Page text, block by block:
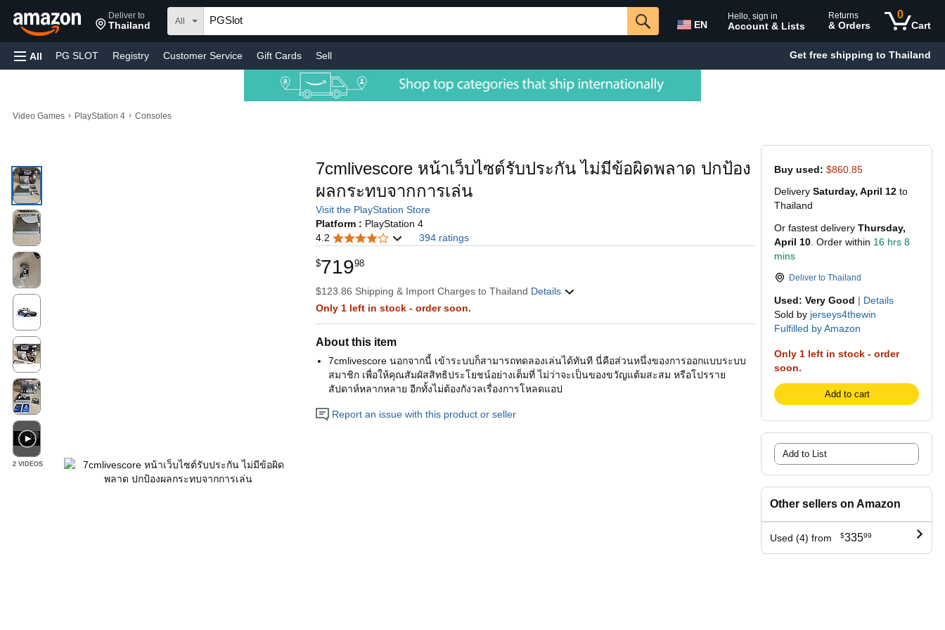
Deliver to
Thailand All EN
Hello, sign in
Account & Lists
Returns
& Orders
0
Cart
All PG SLOT Registry Customer Service Gift Cards Sell Get free shipping to Thailand
Video Games › PlayStation 4 › Consoles
Buy used: $860.85
Delivery Saturday, April 12 to
Thailand
Or fastest delivery Thursday,
April 10 . Order within 16 hrs 8
mins
Deliver to Thailand
Used: Very Good | Details
Sold by jerseys4thewin
Fulfilled by Amazon
Only 1 left in stock - order
soon.
Add to cart
Add to List
Other sellers on Amazon
Used (4) from $33599
2 VIDEOS
7cmlivescore หน้าเว็บไซต์รับประกัน ไม่มีข้อผิดพลาด ปกป้อง
ผลกระทบจากการเล่น
Visit the PlayStation Store
Platform : PlayStation 4
4.2
394 ratings
$71998
$123.86 Shipping & Import Charges to Thailand Details
Only 1 left in stock - order soon.
About this item
7cmlivescore นอกจากนี้ เข้าระบบก็สามารถทดลองเล่นได้ทันที นี่คือส่วนหนึ่งของการออกแบบระบบ
สมาชิก เพื่อให้คุณสัมผัสสิทธิประโยชน์อย่างเต็มที่ ไม่ว่าจะเป็นของขวัญแต้มสะสม หรือโปรราย
สัปดาห์หลากหลาย อีกทั้งไม่ต้องกังวลเรื่องการโหลดแอป
Report an issue with this product or seller